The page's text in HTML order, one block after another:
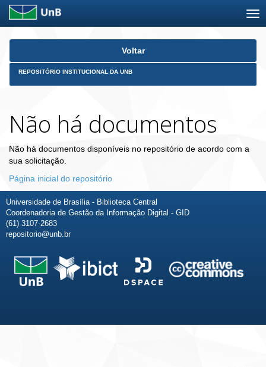
Skip
Voltar
REPOSITÓRIO INSTITUCIONAL DA UNB
Não há documentos
Não há documentos disponíveis no repositório de acordo com a
sua solicitação.
Página inicial do repositório
Universidade de Brasília - Biblioteca Central
Coordenadoria de Gestão da Informação Digital - GID
(61) 3107-2683
repositorio@unb.br